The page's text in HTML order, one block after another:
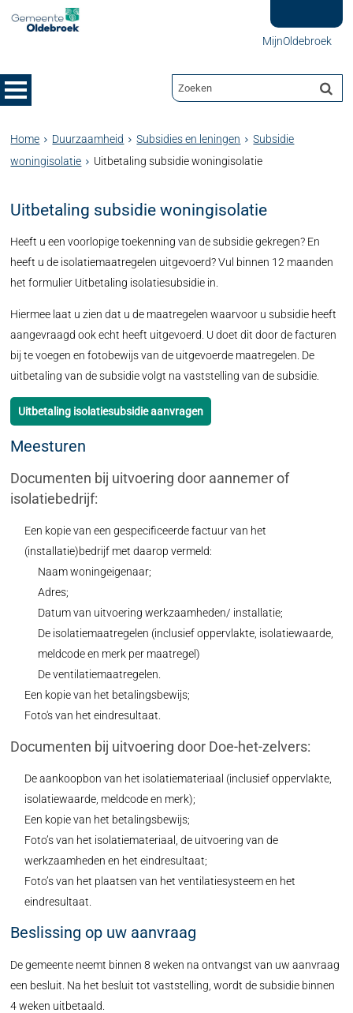
MijnOldebroek
Home Duurzaamheid Subsidies en leningen
Subsidie
woningisolatie
Uitbetaling subsidie woningisolatie
Uitbetaling subsidie woningisolatie
Heeft u een voorlopige toekenning van de subsidie gekregen? En
heeft u de isolatiemaatregelen uitgevoerd? Vul binnen 12 maanden
het formulier Uitbetaling isolatiesubsidie in.
Hiermee laat u zien dat u de maatregelen waarvoor u subsidie heeft
aangevraagd ook echt heeft uitgevoerd. U doet dit door de facturen
bij te voegen en fotobewijs van de uitgevoerde maatregelen. De
uitbetaling van de subsidie volgt na vaststelling van de subsidie.
Uitbetaling isolatiesubsidie aanvragen
Meesturen
Documenten bij uitvoering door aannemer of
isolatiebedrijf:
Een kopie van een gespecificeerde factuur van het
(installatie)bedrijf met daarop vermeld:
Naam woningeigenaar;
Adres;
Datum van uitvoering werkzaamheden/ installatie;
De isolatiemaatregelen (inclusief oppervlakte, isolatiewaarde,
meldcode en merk per maatregel)
De ventilatiemaatregelen.
Een kopie van het betalingsbewijs;
Foto's van het eindresultaat.
Documenten bij uitvoering door Doe-het-zelvers:
De aankoopbon van het isolatiemateriaal (inclusief oppervlakte,
isolatiewaarde, meldcode en merk);
Een kopie van het betalingsbewijs;
Foto’s van het isolatiemateriaal, de uitvoering van de
werkzaamheden en het eindresultaat;
Foto’s van het plaatsen van het ventilatiesysteem en het
eindresultaat.
Beslissing op uw aanvraag
De gemeente neemt binnen 8 weken na ontvangst van uw aanvraag
een besluit. Na het besluit tot vaststelling, wordt de subsidie binnen
4 weken uitbetaald.